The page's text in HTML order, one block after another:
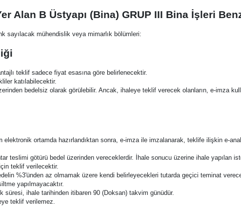
Alan B Üstyapı (Bina) GRUP III Bina İşleri
sayılacak mühendislik veya mimarlık bölümleri:
teklif sadece fiyat esasına göre belirlenecektir.
katılabilecektir.
bedelsiz olarak görülebilir. Ancak, ihaleye teklif verecek olanların, e-imza
elektronik ortamda hazırlandıktan sonra, e-imza ile imzalanarak, teklife ilişkin e-
teslimi götürü bedel üzerinden vereceklerdir. İhale sonucu üzerine ihale yapılan
teklif verilecektir.
%3'ünden az olmamak üzere kendi belirleyecekleri tutarda geçici teminat
yapılmayacaktır.
süresi, ihale tarihinden itibaren 90 (Doksan) takvim günüdür.
teklif verilemez.